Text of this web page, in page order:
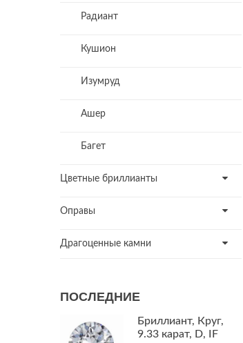
Радиант
Кушион
Изумруд
Ашер
Багет
Цветные бриллианты
Оправы
Драгоценные камни
ПОСЛЕДНИЕ
Бриллиант, Круг,
9.33 карат, D, IF